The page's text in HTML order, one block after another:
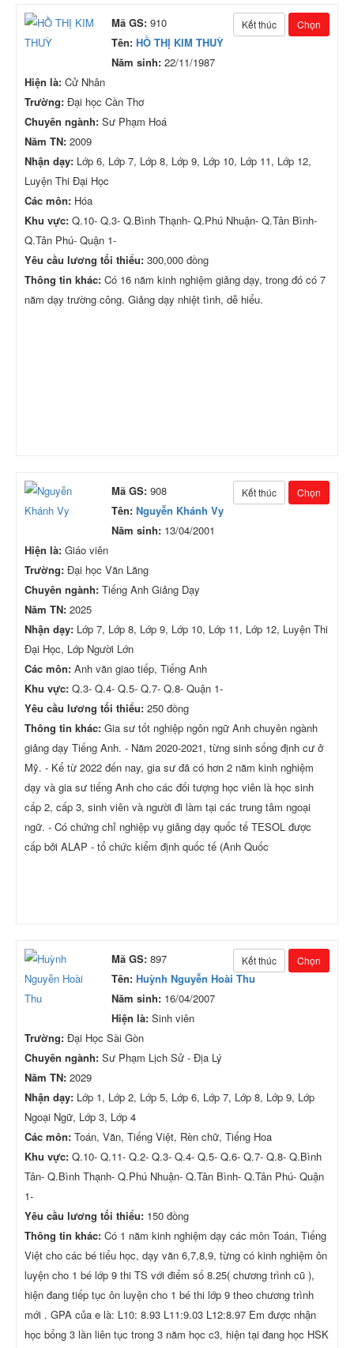
Kết thúc Chọn
Mã GS: 910
Tên: HỒ THỊ KIM THUỲ
Năm sinh: 22/11/1987
Hiện là: Cử Nhân
Trường: Đại học Cần Thơ
Chuyên ngành: Sư Phạm Hoá
Năm TN: 2009
Nhận dạy: Lớp 6, Lớp 7, Lớp 8, Lớp 9, Lớp 10, Lớp 11, Lớp 12,
Luyện Thi Đại Học
Các môn: Hóa
Khu vực: Q.10- Q.3- Q.Bình Thạnh- Q.Phú Nhuận- Q.Tân Bình-
Q.Tân Phú- Quận 1-
Yêu cầu lương tối thiểu: 300,000 đồng
Thông tin khác: Có 16 năm kinh nghiệm giảng dạy, trong đó có 7
năm dạy trường công. Giảng dạy nhiệt tình, dễ hiểu.
Kết thúc Chọn
Mã GS: 908
Tên: Nguyễn Khánh Vy
Năm sinh: 13/04/2001
Hiện là: Giáo viên
Trường: Đại học Văn Lăng
Chuyên ngành: Tiếng Anh Giảng Dạy
Năm TN: 2025
Nhận dạy: Lớp 7, Lớp 8, Lớp 9, Lớp 10, Lớp 11, Lớp 12, Luyện Thi
Đại Học, Lớp Người Lớn
Các môn: Anh văn giao tiếp, Tiếng Anh
Khu vực: Q.3- Q.4- Q.5- Q.7- Q.8- Quận 1-
Yêu cầu lương tối thiểu: 250 đồng
Thông tin khác: Gia sư tốt nghiệp ngôn ngữ Anh chuyên ngành
giảng dạy Tiếng Anh. - Năm 2020-2021, từng sinh sống định cư ở
Mỹ. - Kể từ 2022 đến nay, gia sư đã có hơn 2 năm kinh nghiệm
dạy và gia sư tiếng Anh cho các đối tượng học viên là học sinh
cấp 2, cấp 3, sinh viên và người đi làm tại các trung tâm ngoại
ngữ. - Có chứng chỉ nghiệp vụ giảng dạy quốc tế TESOL được
cấp bởi ALAP - tổ chức kiểm định quốc tế (Anh Quốc
Kết thúc Chọn
Mã GS: 897
Tên: Huỳnh Nguyễn Hoài Thu
Năm sinh: 16/04/2007
Hiện là: Sinh viên
Trường: Đại Học Sài Gòn
Chuyên ngành: Sư Phạm Lịch Sử - Địa Lý
Năm TN: 2029
Nhận dạy: Lớp 1, Lớp 2, Lớp 5, Lớp 6, Lớp 7, Lớp 8, Lớp 9, Lớp
Ngoại Ngữ, Lớp 3, Lớp 4
Các môn: Toán, Văn, Tiếng Việt, Rèn chữ, Tiếng Hoa
Khu vực: Q.10- Q.11- Q.2- Q.3- Q.4- Q.5- Q.6- Q.7- Q.8- Q.Bình
Tân- Q.Bình Thạnh- Q.Phú Nhuận- Q.Tân Bình- Q.Tân Phú- Quận
1-
Yêu cầu lương tối thiểu: 150 đồng
Thông tin khác: Có 1 năm kinh nghiệm dạy các môn Toán, Tiếng
Việt cho các bé tiểu học, dạy văn 6,7,8,9, từng có kinh nghiệm ôn
luyện cho 1 bé lớp 9 thi TS với điểm số 8.25( chương trình cũ ),
hiện đang tiếp tục ôn luyện cho 1 bé thi lớp 9 theo chương trình
mới . GPA của e là: L10: 8.93 L11:9.03 L12:8.97 Em được nhận
học bổng 3 lần liên tục trong 3 năm học c3, hiện tại đang học HSK